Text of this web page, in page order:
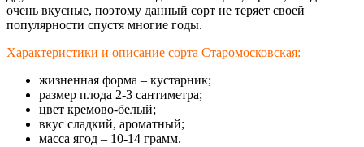
очень вкусные, поэтому данный сорт не теряет своей
популярности спустя многие годы.
Характеристики и описание сорта Старомосковская:
жизненная форма – кустарник;
размер плода 2-3 сантиметра;
цвет кремово-белый;
вкус сладкий, ароматный;
масса ягод – 10-14 грамм.